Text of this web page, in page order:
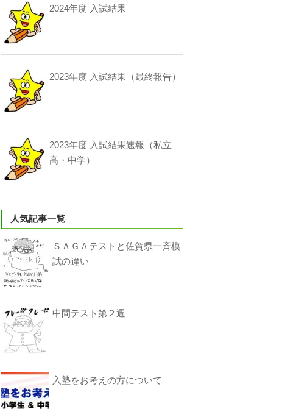
2024年度 入試結果
2023年度 入試結果（最終報告）
2023年度 入試結果速報（私立
高・中学）
人気記事一覧
ＳＡＧＡテストと佐賀県一斉模
試の違い
中間テスト第２週
入塾をお考えの方について